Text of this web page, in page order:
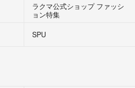
ラクマ公式ショップ ファッシ
ョン特集
SPU